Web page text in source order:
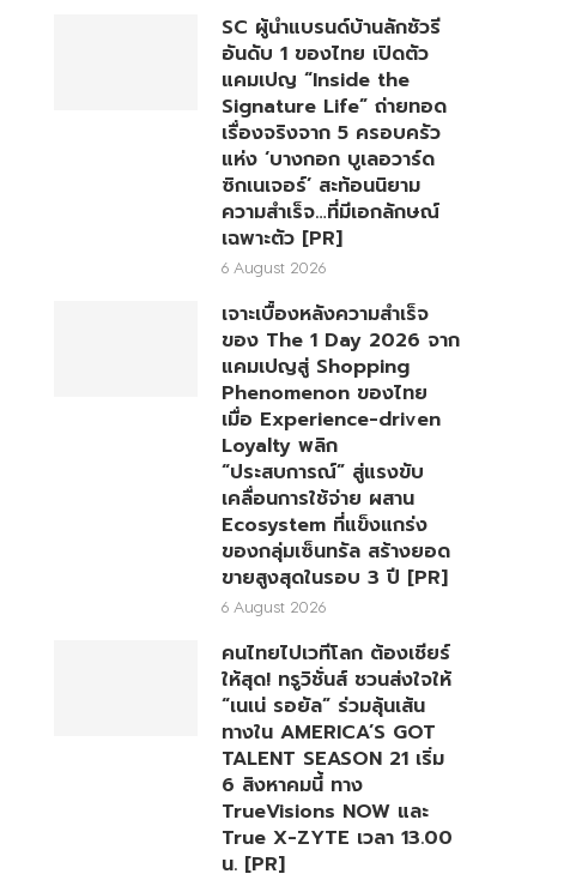
SC ผู้นำแบรนด์บ้านลักชัวรี
อันดับ 1 ของไทย เปิดตัว
แคมเปญ “Inside the
Signature Life” ถ่ายทอด
เรื่องจริงจาก 5 ครอบครัว
แห่ง ‘บางกอก บูเลอวาร์ด
ซิกเนเจอร์’ สะท้อนนิยาม
ความสำเร็จ…ที่มีเอกลักษณ์
เฉพาะตัว [PR]
6 August 2026
เจาะเบื้องหลังความสำเร็จ
ของ The 1 Day 2026 จาก
แคมเปญสู่ Shopping
Phenomenon ของไทย
เมื่อ Experience-driven
Loyalty พลิก
“ประสบการณ์” สู่แรงขับ
เคลื่อนการใช้จ่าย ผสาน
Ecosystem ที่แข็งแกร่ง
ของกลุ่มเซ็นทรัล สร้างยอด
ขายสูงสุดในรอบ 3 ปี [PR]
6 August 2026
คนไทยไปเวทีโลก ต้องเชียร์
ให้สุด! ทรูวิชั่นส์ ชวนส่งใจให้
“เนเน่ รอยัล” ร่วมลุ้นเส้น
ทางใน AMERICA’S GOT
TALENT SEASON 21 เริ่ม
6 สิงหาคมนี้ ทาง
TrueVisions NOW และ
True X-ZYTE เวลา 13.00
น. [PR]